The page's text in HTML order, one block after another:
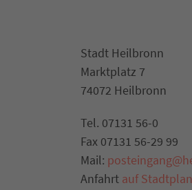
Theresienstraße
Theresienstraße
Zeige auf Karte
Navigiere mit
Gerberstraße
Stadt Heilbronn
Marktplatz 7
74072 Heilbronn
Tel. 07131 56-0
Fax 07131 56-29 99
Mail:
Anfahrt auf